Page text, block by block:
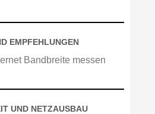
EMPFEHLUNGEN
Bandbreite messen
UND NETZAUSBAU